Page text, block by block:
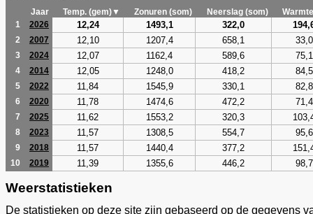
Jaar
Temp. (gem)▼ Zonuren (som) Neerslag (som)
1
2026 12,24 1493,1 322,0
2 2007 12,10 1207,4 658,1 33,0
3 2024 12,07 1162,4 589,6 75,1
4 2014 12,05 1248,0 418,2 84,5
5 2022 11,84 1545,9 330,1 82,8
6 2020 11,78 1474,6 472,2 71,4
7 2025 11,62 1553,2 320,3
8 2023 11,57 1308,5 554,7 95,6
9 2018 11,57 1440,4 377,2
10 2019 11,39 1355,6 446,2 98,7
Weerstatistieken
De statistieken op deze site zijn gebaseerd op de gegevens